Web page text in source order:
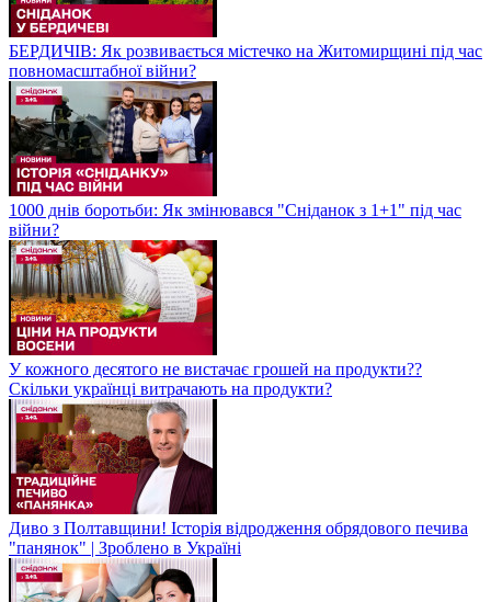
БЕРДИЧІВ: Як розвивається містечко на Житомирщині під час
повномасштабної війни?
1000 днів боротьби: Як змінювався "Сніданок з 1+1" під час
війни?
У кожного десятого не вистачає грошей на продукти??
Скільки українці витрачають на продукти?
Диво з Полтавщини! Історія відродження обрядового печива
"панянок" | Зроблено в Україні